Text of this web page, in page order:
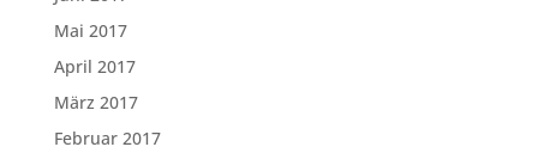
Mai 2017
April 2017
März 2017
Februar 2017